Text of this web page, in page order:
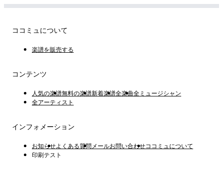
ココミュについて
楽譜を販売する
コンテンツ
人気の楽譜無料の楽譜新着楽譜全楽曲全ミュージシャン
全アーティスト
インフォメーション
お知らせよくある質問 メールお問い合わせココミュについて
印刷テスト